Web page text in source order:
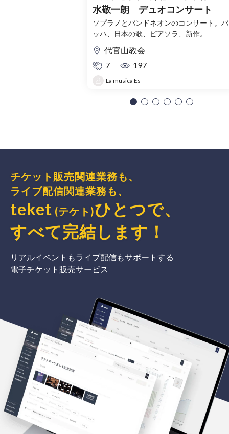
水敬一朗 デュオコンサート
ソプラノとバンドネオンのコンサート。バ
ッハ、日本の歌、ピアソラ、新作。
代官山教会
7
197
La musica Es
チケット販売関連業務も、
ライブ配信関連業務も、
teket (テケト)ひとつで、
すべて完結 します ！
リアルイベントもライブ配信もサポートする
電子チケット販売サービス